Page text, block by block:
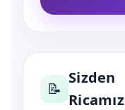
📝
Sizden
Ricamız